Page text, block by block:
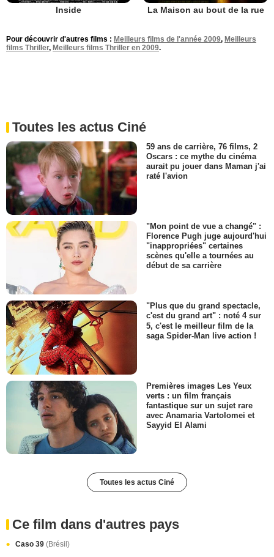
Inside La Maison au bout de la rue
Pour découvrir d'autres films : Meilleurs films de l'année 2009, Meilleurs
films Thriller, Meilleurs films Thriller en 2009.
Toutes les actus Ciné
59 ans de carrière, 76 films, 2
Oscars : ce mythe du cinéma
aurait pu jouer dans Maman j'ai
raté l'avion
"Mon point de vue a changé" :
Florence Pugh juge aujourd'hui
"inappropriées" certaines
scènes qu'elle a tournées au
début de sa carrière
"Plus que du grand spectacle,
c'est du grand art" : noté 4 sur
5, c'est le meilleur film de la
saga Spider-Man live action !
Premières images Les Yeux
verts : un film français
fantastique sur un sujet rare
avec Anamaria Vartolomei et
Sayyid El Alami
Toutes les actus Ciné
Ce film dans d'autres pays
Caso 39 (Brésil)